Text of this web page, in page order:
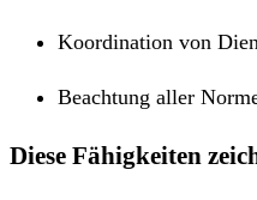
Koordination von
Beachtung aller
Diese Fähigkeiten